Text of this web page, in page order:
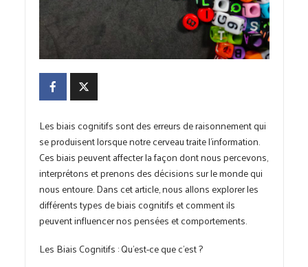
Les biais cognitifs sont des erreurs de raisonnement qui
se produisent lorsque notre cerveau traite l’information.
Ces biais peuvent affecter la façon dont nous percevons,
interprétons et prenons des décisions sur le monde qui
nous entoure. Dans cet article, nous allons explorer les
différents types de biais cognitifs et comment ils
peuvent influencer nos pensées et comportements.
Les Biais Cognitifs : Qu’est-ce que c’est ?